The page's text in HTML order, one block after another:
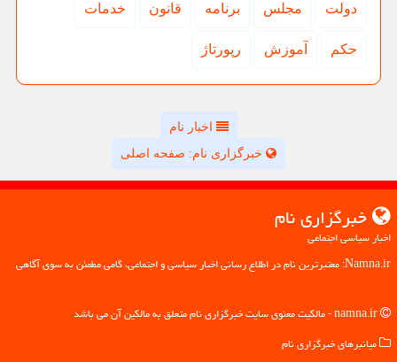
دولت مجلس برنامه قانون خدمات
حكم آموزش رپورتاژ
اخبار نام
خبرگزاری نام: صفحه اصلی
خبرگزاری نام
اخبار سیاسی اجتماعی
Namna.ir: معتبرترین نام در اطلاع رسانی اخبار سیاسی و اجتماعی، گامی مطمئن به سوی آگاهی
میانبرهای خبرگزاری نام